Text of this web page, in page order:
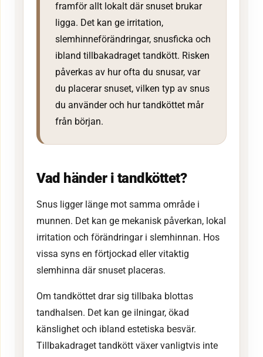
framför allt lokalt där snuset brukar
ligga. Det kan ge irritation,
slemhinneförändringar, snusficka och
ibland tillbakadraget tandkött. Risken
påverkas av hur ofta du snusar, var
du placerar snuset, vilken typ av snus
du använder och hur tandköttet mår
från början.
Vad händer i tandköttet?
Snus ligger länge mot samma område i
munnen. Det kan ge mekanisk påverkan, lokal
irritation och förändringar i slemhinnan. Hos
vissa syns en förtjockad eller vitaktig
slemhinna där snuset placeras.
Om tandköttet drar sig tillbaka blottas
tandhalsen. Det kan ge ilningar, ökad
känslighet och ibland estetiska besvär.
Tillbakadraget tandkött växer vanligtvis inte